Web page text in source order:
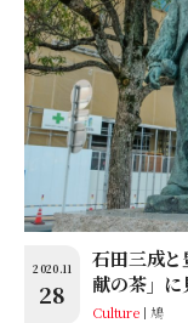
2020.11
28
石田三成
献の茶」
Culture 鳩